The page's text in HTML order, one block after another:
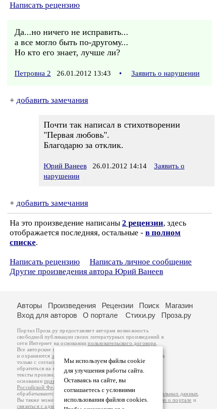
Написать рецензию
Да...но ничего не исправить...
а все могло быть по-другому...
Но кто его знает, лучше ли?
Петровна 2 26.01.2012 13:43 • Заявить о нарушении
+ добавить замечания
Почти так написал в стихотворении
"Первая любовь".
Благодарю за отклик.
Юрий Ванеев 26.01.2012 14:14
Заявить о
нарушении
+ добавить замечания
На это произведение написаны 2 рецензии, здесь
отображается последняя, остальные - в полном
списке.
Написать рецензию
Написать личное сообщение
Другие произведения автора Юрий Ванеев
Мы используем файлы cookie
для улучшения работы сайта.
Оставаясь на сайте, вы
соглашаетесь с условиями
использования файлов cookies.
Авторы Произведения Рецензии Поиск
Магазин
Вход для авторов
О портале Стихи.ру Проза.ру
Портал Проза.ру предоставляет авторам возможность
свободной публикации своих литературных произведений в
сети Интернет на основаниипользовательского договора
Все авторские права на произведения принадлежат авторам
и охраняются законом
. Перепечатка произведений возможна
только с согласия его автора, к которому вы можете
обратиться на его авторской странице. Ответственность за
тексты произведений авторы несут самостоятельно на
основанииправил публикацииизаконодательства
Российской Федерации
обрабатываются на основанииПолитики обработки персональных данных
Вы также можете посмотреть более подробнуюинформацию о портале и
связаться с администрацией